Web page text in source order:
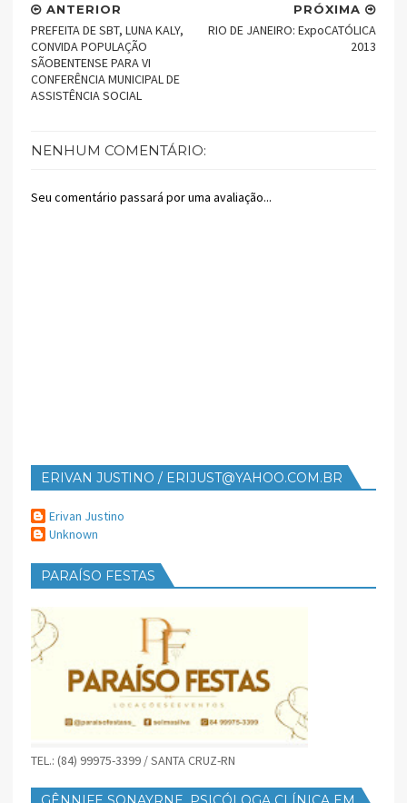
PRÓXIMA
RIO DE JANEIRO: ExpoCATÓLICA
2013
ANTERIOR
PREFEITA DE SBT, LUNA KALY,
CONVIDA POPULAÇÃO
SÃOBENTENSE PARA VI
CONFERÊNCIA MUNICIPAL DE
ASSISTÊNCIA SOCIAL
NENHUM COMENTÁRIO:
Seu comentário passará por uma avaliação...
ERIVAN JUSTINO / ERIJUST@YAHOO.COM.BR
Erivan Justino
Unknown
PARAÍSO FESTAS
TEL.: (84) 99975-3399 / SANTA CRUZ-RN